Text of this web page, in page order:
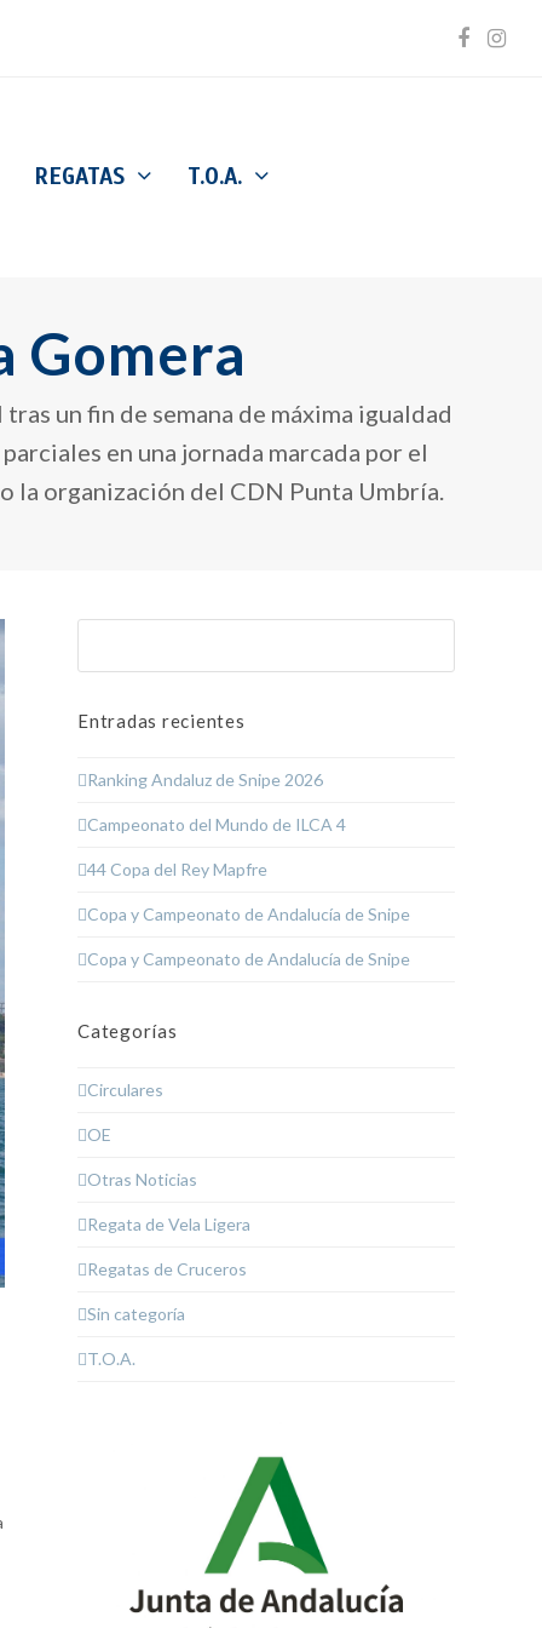
REGATAS T.O.A.
Gomera
un fin de semana de máxima igualdad
en una jornada marcada por el
la organización del CDN Punta Umbría.
Entradas recientes
Ranking Andaluz de Snipe 2026
Campeonato del Mundo de ILCA 4
44 Copa del Rey Mapfre
Copa y Campeonato de Andalucía de Snipe
Copa y Campeonato de Andalucía de Snipe
Categorías
Circulares
OE
Otras Noticias
Regata de Vela Ligera
Regatas de Cruceros
Sin categoría
T.O.A.